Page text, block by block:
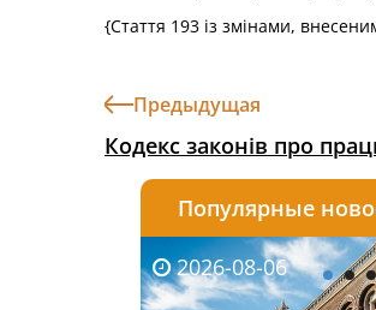
{Стаття 193 із змінами,
Предыдущая
Кодекс законів про
Популярные
2026-08-06
2026-08-03